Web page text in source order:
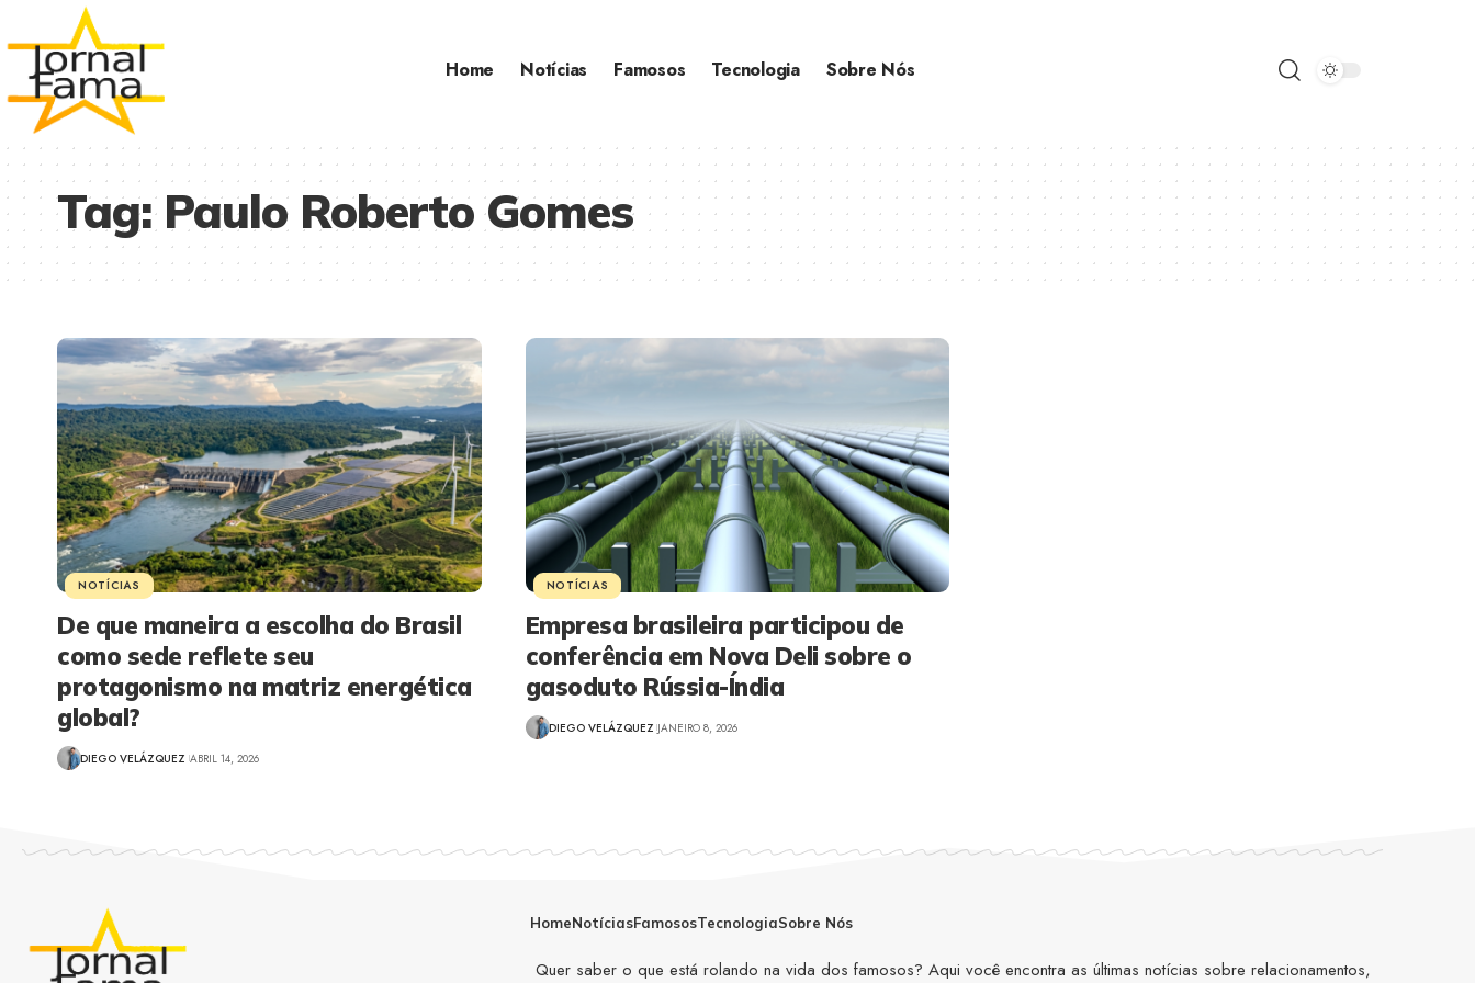
Home Notícias Famosos Tecnologia Sobre Nós
Tag:Paulo Roberto Gomes
NOTÍCIAS
De que maneira a escolha do Brasil
como sede reflete seu
protagonismo na matriz energética
global?
DIEGO VELÁZQUEZ ABRIL 14, 2026
NOTÍCIAS
Empresa brasileira participou de
conferência em Nova Deli sobre o
gasoduto Rússia-Índia
DIEGO VELÁZQUEZ JANEIRO 8, 2026
HomeNotíciasFamososTecnologiaSobre Nós
Quer saber o que está rolando na vida dos famosos? Aqui você encontra as últimas notícias sobre relacionamentos,